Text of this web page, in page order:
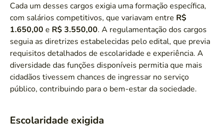
Cada um desses cargos exigia uma formação específica,
com salários competitivos, que variavam entre R$
1.650,00 e R$ 3.550,00. A regulamentação dos cargos
seguia as diretrizes estabelecidas pelo edital, que previa
requisitos detalhados de escolaridade e experiência. A
diversidade das funções disponíveis permitia que mais
cidadãos tivessem chances de ingressar no serviço
público, contribuindo para o bem-estar da sociedade.
Escolaridade exigida